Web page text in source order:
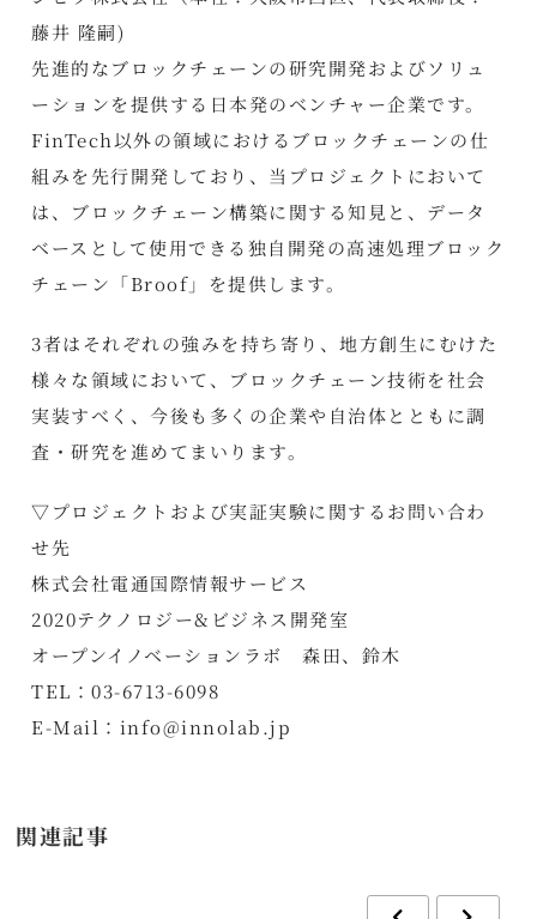
藤井 隆嗣)
先進的なブロックチェーンの研究開発およびソリュ
ーションを提供する日本発のベンチャー企業です。
FinTech以外の領域におけるブロックチェーンの仕
組みを先行開発しており、当プロジェクトにおいて
は、ブロックチェーン構築に関する知見と、データ
ベースとして使用できる独自開発の高速処理ブロック
チェーン「Broof」を提供します。
3者はそれぞれの強みを持ち寄り、地方創生にむけた
様々な領域において、ブロックチェーン技術を社会
実装すべく、今後も多くの企業や自治体とともに調
査・研究を進めてまいります。
▽プロジェクトおよび実証実験に関するお問い合わ
せ先
株式会社電通国際情報サービス
2020テクノロジー&ビジネス開発室
オープンイノベーションラボ 森田、鈴木
TEL：03-6713-6098
E-Mail：info@innolab.jp
関連記事